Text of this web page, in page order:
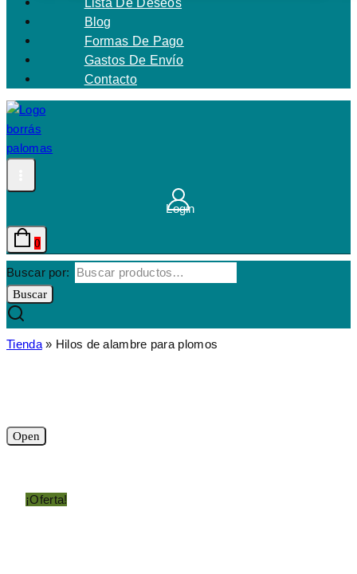
Blog
Formas De Pago
Gastos De Envío
Contacto
Login
0
Buscar por:
Buscar
Tienda» Hilos de alambre para plomos
Open
¡Oferta!